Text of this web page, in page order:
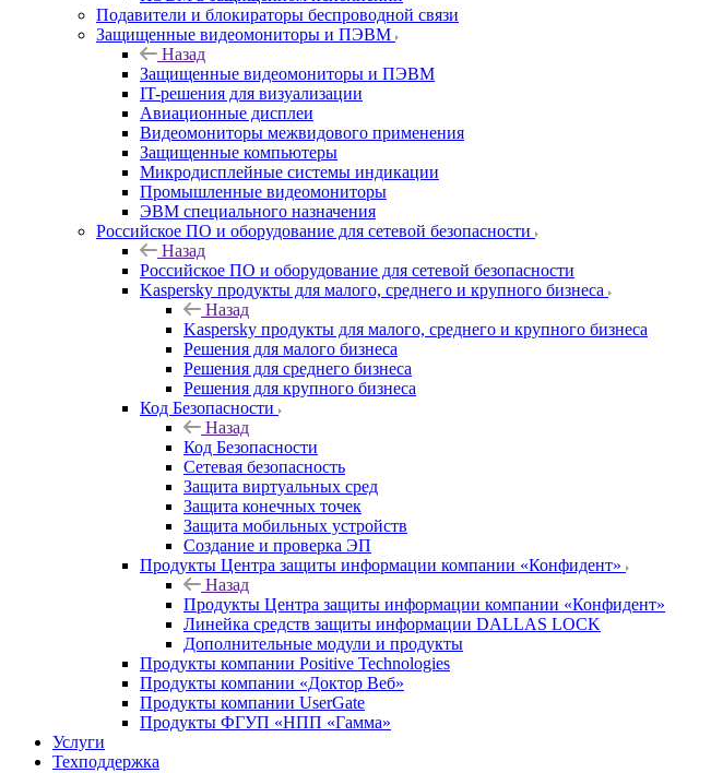
Подавители и блокираторы беспроводной связи
Защищенные видеомониторы и ПЭВМ
Назад
Защищенные видеомониторы и ПЭВМ
IT-решения для визуализации
Авиационные дисплеи
Видеомониторы межвидового применения
Защищенные компьютеры
Микродисплейные системы индикации
Промышленные видеомониторы
ЭВМ специального назначения
Российское ПО и оборудование для сетевой безопасности
Назад
Российское ПО и оборудование для сетевой безопасности
Kaspersky продукты для малого, среднего и крупного бизнеса
Назад
Kaspersky продукты для малого, среднего и крупного бизнеса
Решения для малого бизнеса
Решения для среднего бизнеса
Решения для крупного бизнеса
Код Безопасности
Назад
Код Безопасности
Сетевая безопасность
Защита виртуальных сред
Защита конечных точек
Защита мобильных устройств
Создание и проверка ЭП
Продукты Центра защиты информации компании «Конфидент»
Назад
Продукты Центра защиты информации компании «Конфидент»
Линейка средств защиты информации DALLAS LOCK
Дополнительные модули и продукты
Продукты компании Positive Technologies
Продукты компании «Доктор Веб»
Продукты компании UserGate
Продукты ФГУП «НПП «Гамма»
Услуги
Техподдержка